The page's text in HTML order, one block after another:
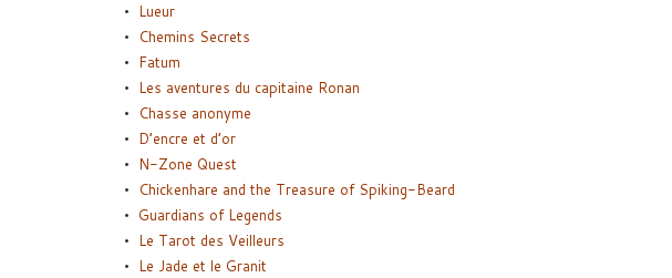
Lueur
Chemins Secrets
Fatum
Les aventures du capitaine Ronan
Chasse anonyme
D’encre et d’or
N-Zone Quest
Chickenhare and the Treasure of Spiking-Beard
Guardians of Legends
Le Tarot des Veilleurs
Le Jade et le Granit